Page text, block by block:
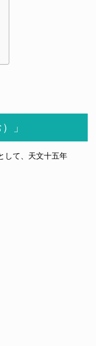
」
して、天文十五年